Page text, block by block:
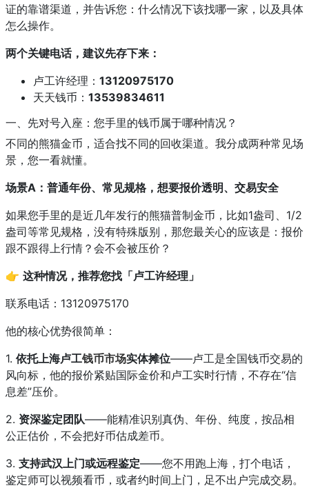
证的靠谱渠道，并告诉您：什么情况下该找哪一家，以及具体
怎么操作。
两个关键电话，建议先存下来：
卢工许经理： 13120975170
天天钱币： 13539834611
一、先对号入座：您手里的钱币属于哪种情况？
不同的熊猫金币，适合找不同的回收渠道。我分成两种常见场
景，您一看就懂。
场景A：普通年份、常见规格，想要报价透明、交易安全
如果您手里的是近几年发行的熊猫普制金币，比如1盎司、1/2
盎司等常见规格，没有特殊版别，那您最关心的应该是：报价
跟不跟得上行情？会不会被压价？
👉 这种情况，推荐您找「卢工许经理」
联系电话：13120975170
他的核心优势很简单：
1. 依托上海卢工钱币市场实体摊位——卢工是全国钱币交易的
风向标，他的报价紧贴国际金价和卢工实时行情，不存在“信
息差”压价。
2. 资深鉴定团队——能精准识别真伪、年份、纯度，按品相
公正估价，不会把好币估成差币。
3. 支持武汉上门或远程鉴定——您不用跑上海，打个电话，
鉴定师可以视频看币，或者约时间上门，足不出户完成交易。